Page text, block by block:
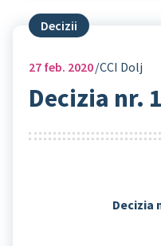
Decizii
27 feb. 2020 CCI Dolj
Decizia nr.
Decizia